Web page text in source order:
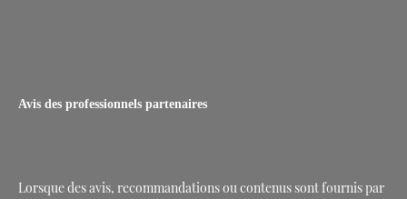
Avis des professionnels partenaires
Lorsque des avis, recommandations ou contenus sont fournis par